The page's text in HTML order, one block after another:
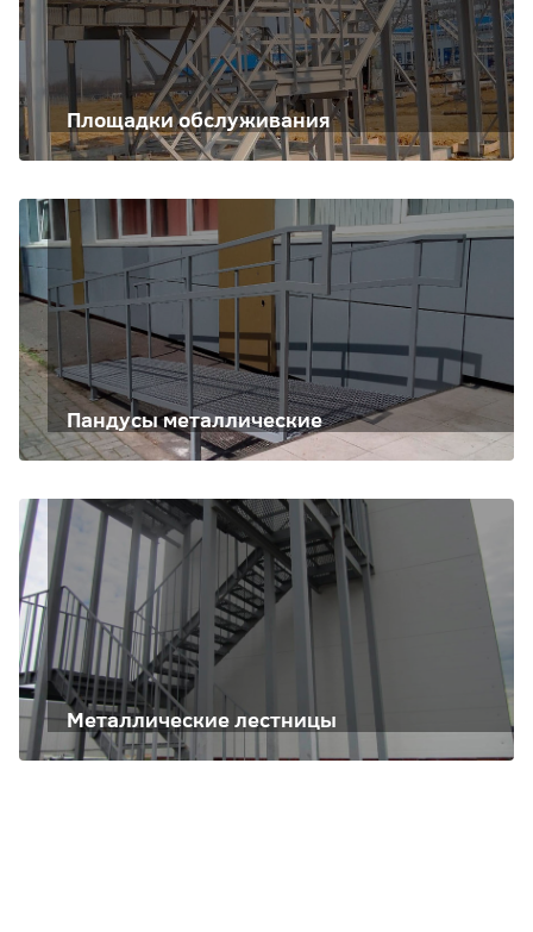
Площадки обслуживания
Пандусы металлические
Металлические лестницы